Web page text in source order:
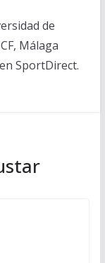
de
Málaga
SportDirect.